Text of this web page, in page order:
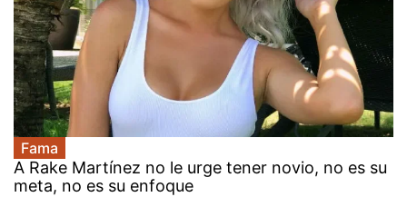
Fama
A Rake Martínez no le urge tener novio, no es su
meta, no es su enfoque